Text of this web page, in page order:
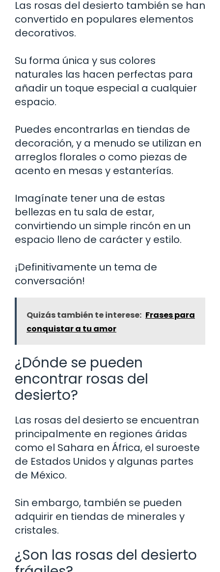
Las rosas del desierto también se han
convertido en populares elementos
decorativos.
Su forma única y sus colores
naturales las hacen perfectas para
añadir un toque especial a cualquier
espacio.
Puedes encontrarlas en tiendas de
decoración, y a menudo se utilizan en
arreglos florales o como piezas de
acento en mesas y estanterías.
Imagínate tener una de estas
bellezas en tu sala de estar,
convirtiendo un simple rincón en un
espacio lleno de carácter y estilo.
¡Definitivamente un tema de
conversación!
Quizás también te interese: Frases para
conquistar a tu amor
¿Dónde se pueden
encontrar rosas del
desierto?
Las rosas del desierto se encuentran
principalmente en regiones áridas
como el Sahara en África, el suroeste
de Estados Unidos y algunas partes
de México.
Sin embargo, también se pueden
adquirir en tiendas de minerales y
cristales.
¿Son las rosas del desierto